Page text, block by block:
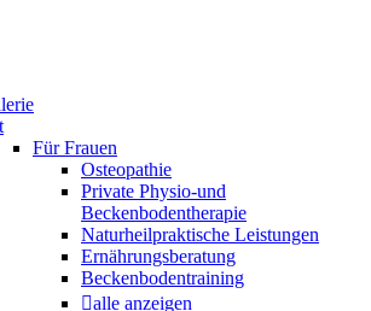
Für Frauen
Osteopathie
Private Physio-und
Beckenbodentherapie
Naturheilpraktische Leistungen
Ernährungsberatung
Beckenbodentraining
alle anzeigen